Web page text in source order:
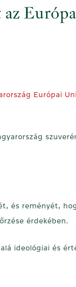
Európai
és reményét,
érdekében.
ideológiai és